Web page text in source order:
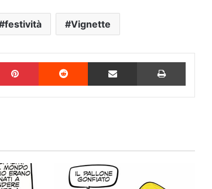
festività Vignette
Pinterest Reddit Condividi via Email Stampa